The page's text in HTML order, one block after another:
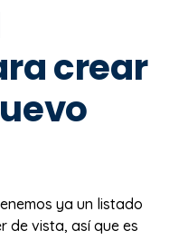
crear
ya un listado
de vista, así que es